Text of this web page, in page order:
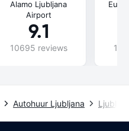
Alamo Ljubljana
Airport
9.1
10695 reviews
Autohuur Ljubljana